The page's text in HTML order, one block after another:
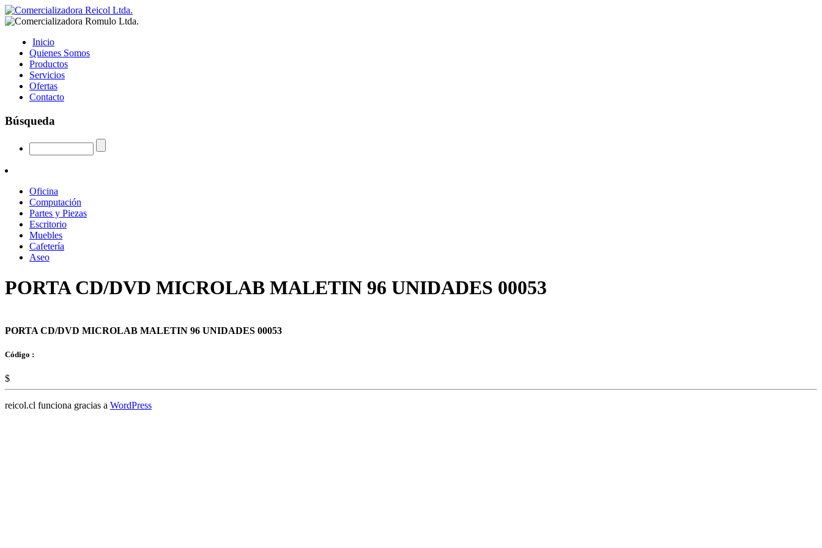
Inicio
Quienes Somos
Productos
Servicios
Ofertas
Contacto
Búsqueda
Oficina
Computación
Partes y Piezas
Escritorio
Muebles
Cafetería
Aseo
PORTA CD/DVD MICROLAB MALETIN 96 UNIDADES 00053
PORTA CD/DVD MICROLAB MALETIN 96 UNIDADES 00053
Código :
$
reicol.cl funciona gracias a WordPress